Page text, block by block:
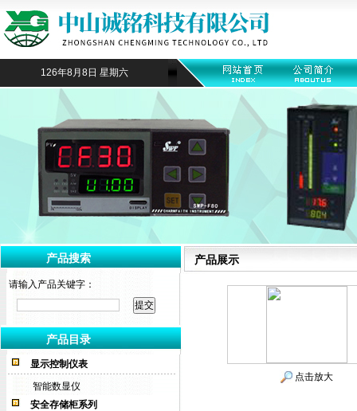
126年8月8日 星期六
产品搜索
请输入产品关键字：
产品目录
显示控制仪表
智能数显仪
安全存储柜系列
产品展示
点击放大